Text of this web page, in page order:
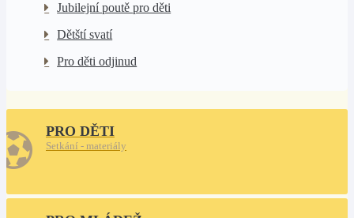
Jubilejní poutě pro děti
Dětští svatí
Pro děti odjinud
PRO DĚTI
Setkání - materiály